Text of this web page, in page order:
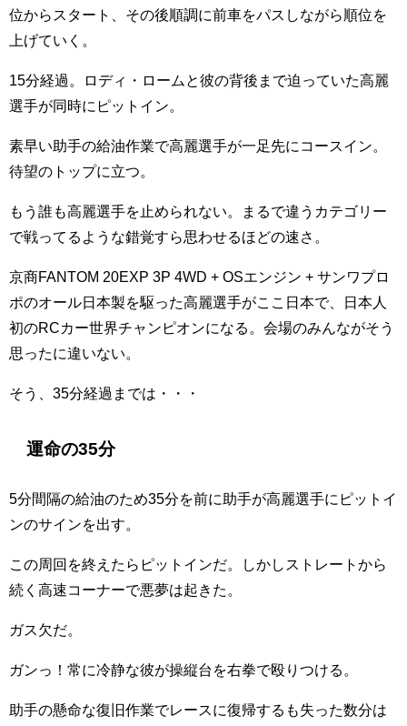
位からスタート、その後順調に前車をパスしながら順位を
上げていく。
15分経過。ロディ・ロームと彼の背後まで迫っていた高麗
選手が同時にピットイン。
素早い助手の給油作業で高麗選手が一足先にコースイン。
待望のトップに立つ。
もう誰も高麗選手を止められない。まるで違うカテゴリー
で戦ってるような錯覚すら思わせるほどの速さ。
京商FANTOM 20EXP 3P 4WD + OSエンジン + サンワプロ
ポのオール日本製を駆った高麗選手がここ日本で、日本人
初のRCカー世界チャンピオンになる。会場のみんながそう
思ったに違いない。
そう、35分経過までは・・・
運命の35分
5分間隔の給油のため35分を前に助手が高麗選手にピットイ
ンのサインを出す。
この周回を終えたらピットインだ。しかしストレートから
続く高速コーナーで悪夢は起きた。
ガス欠だ。
ガンっ！常に冷静な彼が操縦台を右拳で殴りつける。
助手の懸命な復旧作業でレースに復帰するも失った数分は